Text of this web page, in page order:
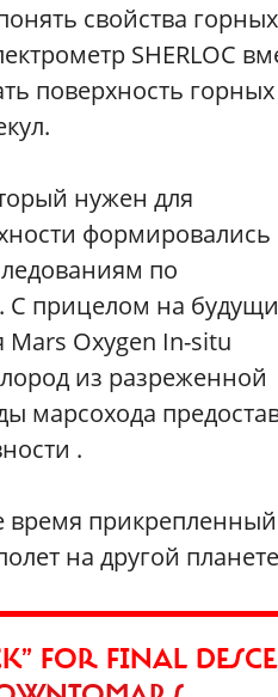
свойства горных
SHERLOC
поверхность горных
нужен для
формировались
по
С прицелом на
Mars Oxygen In-situ
из разреженной
марсохода
.
время
на другой
FOR FINAL